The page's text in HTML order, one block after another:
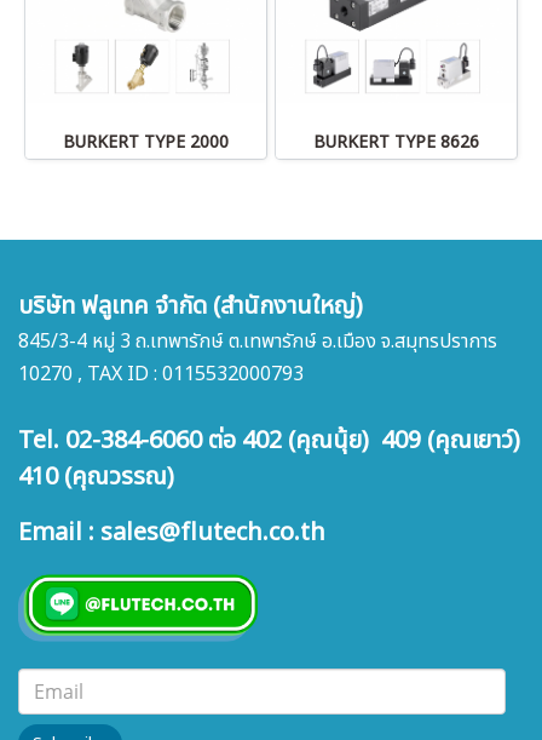
BURKERT TYPE 2000 BURKERT TYPE 8626
บริษัท ฟลูเทค จำกัด (สำนักงานใหญ่)
845/3-4 หมู่ 3 ถ.เทพารักษ์ ต.เทพารักษ์ อ.เมือง จ.สมุทรปราการ
10270 , TAX ID : 0115532000793
Tel. 02-384-6060 ต่อ 402 (คุณนุ้ย) 409 (คุณเยาว์)
410 (คุณวรรณ)
Email : sales@flutech.co.th